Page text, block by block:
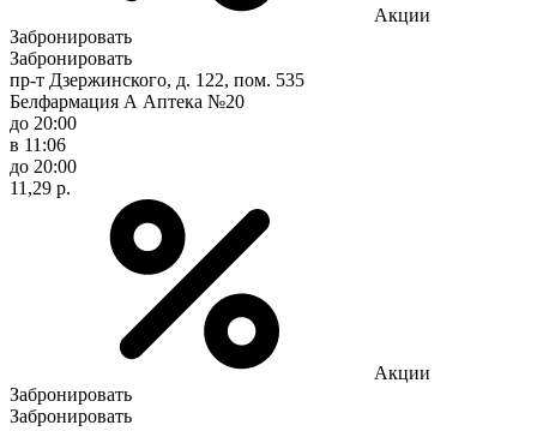
Акции
Забронировать
Забронировать
пр-т Дзержинского, д. 122, пом. 535
Белфармация А Аптека №20
до 20:00
в 11:06
до 20:00
11,29 р.
Акции
Забронировать
Забронировать